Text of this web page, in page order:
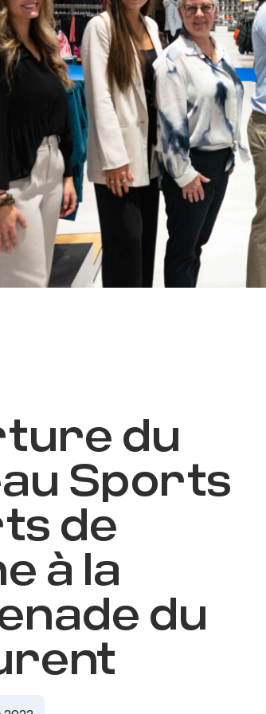
du
Sports
de
à la
du